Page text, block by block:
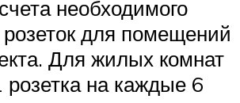
необходимого
розеток для помещений
Для жилых комнат
розетка на каждые 6